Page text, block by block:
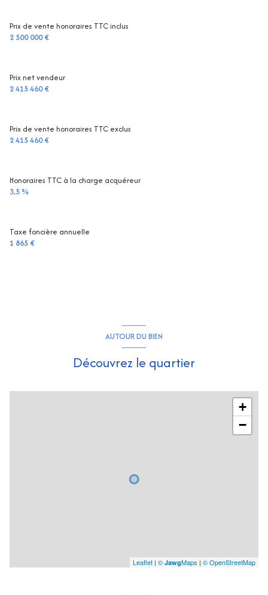
Prix de vente honoraires TTC inclus
2 500 000 €
Prix net vendeur
2 415 460 €
Prix de vente honoraires TTC exclus
2 415 460 €
Honoraires TTC à la charge acquéreur
3,5 %
Taxe foncière annuelle
1 865 €
AUTOUR DU BIEN
Découvrez le quartier
+
−
Leaflet | © JawgMaps | © OpenStreetMap